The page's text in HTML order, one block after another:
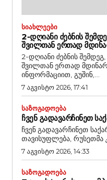
ᲡᲘᲐᲮᲚᲔᲔᲑᲘ
2-ᲓᲦᲘᲐᲜᲘ ᲫᲔᲑᲜᲘᲡ
ᲨᲕᲘᲚᲗᲐᲜ ᲔᲠᲗᲐᲓ
2-დღიანი ძებნის
შვილთან ერთად
ინფორმაციით, გუშინ,...
7 აგვისტო 2026, 17:41
ᲡᲐᲖᲝᲒᲐᲓᲝᲔᲑᲐ
ᲩᲕᲔᲜ ᲒᲐᲓᲐᲕᲐᲠᲩᲘᲜᲔᲗ
ჩვენ გადავარჩინეთ
თავისუფლება, რუსეთმა
7 აგვისტო 2026, 14:33
ᲡᲐᲖᲝᲒᲐᲓᲝᲔᲑᲐ